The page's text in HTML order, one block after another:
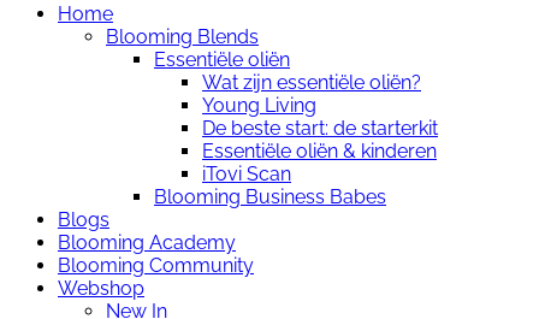
Home
Blooming Blends
Essentiële oliën
Wat zijn essentiële oliën?
Young Living
De beste start: de starterkit
Essentiële oliën & kinderen
iTovi Scan
Blooming Business Babes
Blogs
Blooming Academy
Blooming Community
Webshop
New In